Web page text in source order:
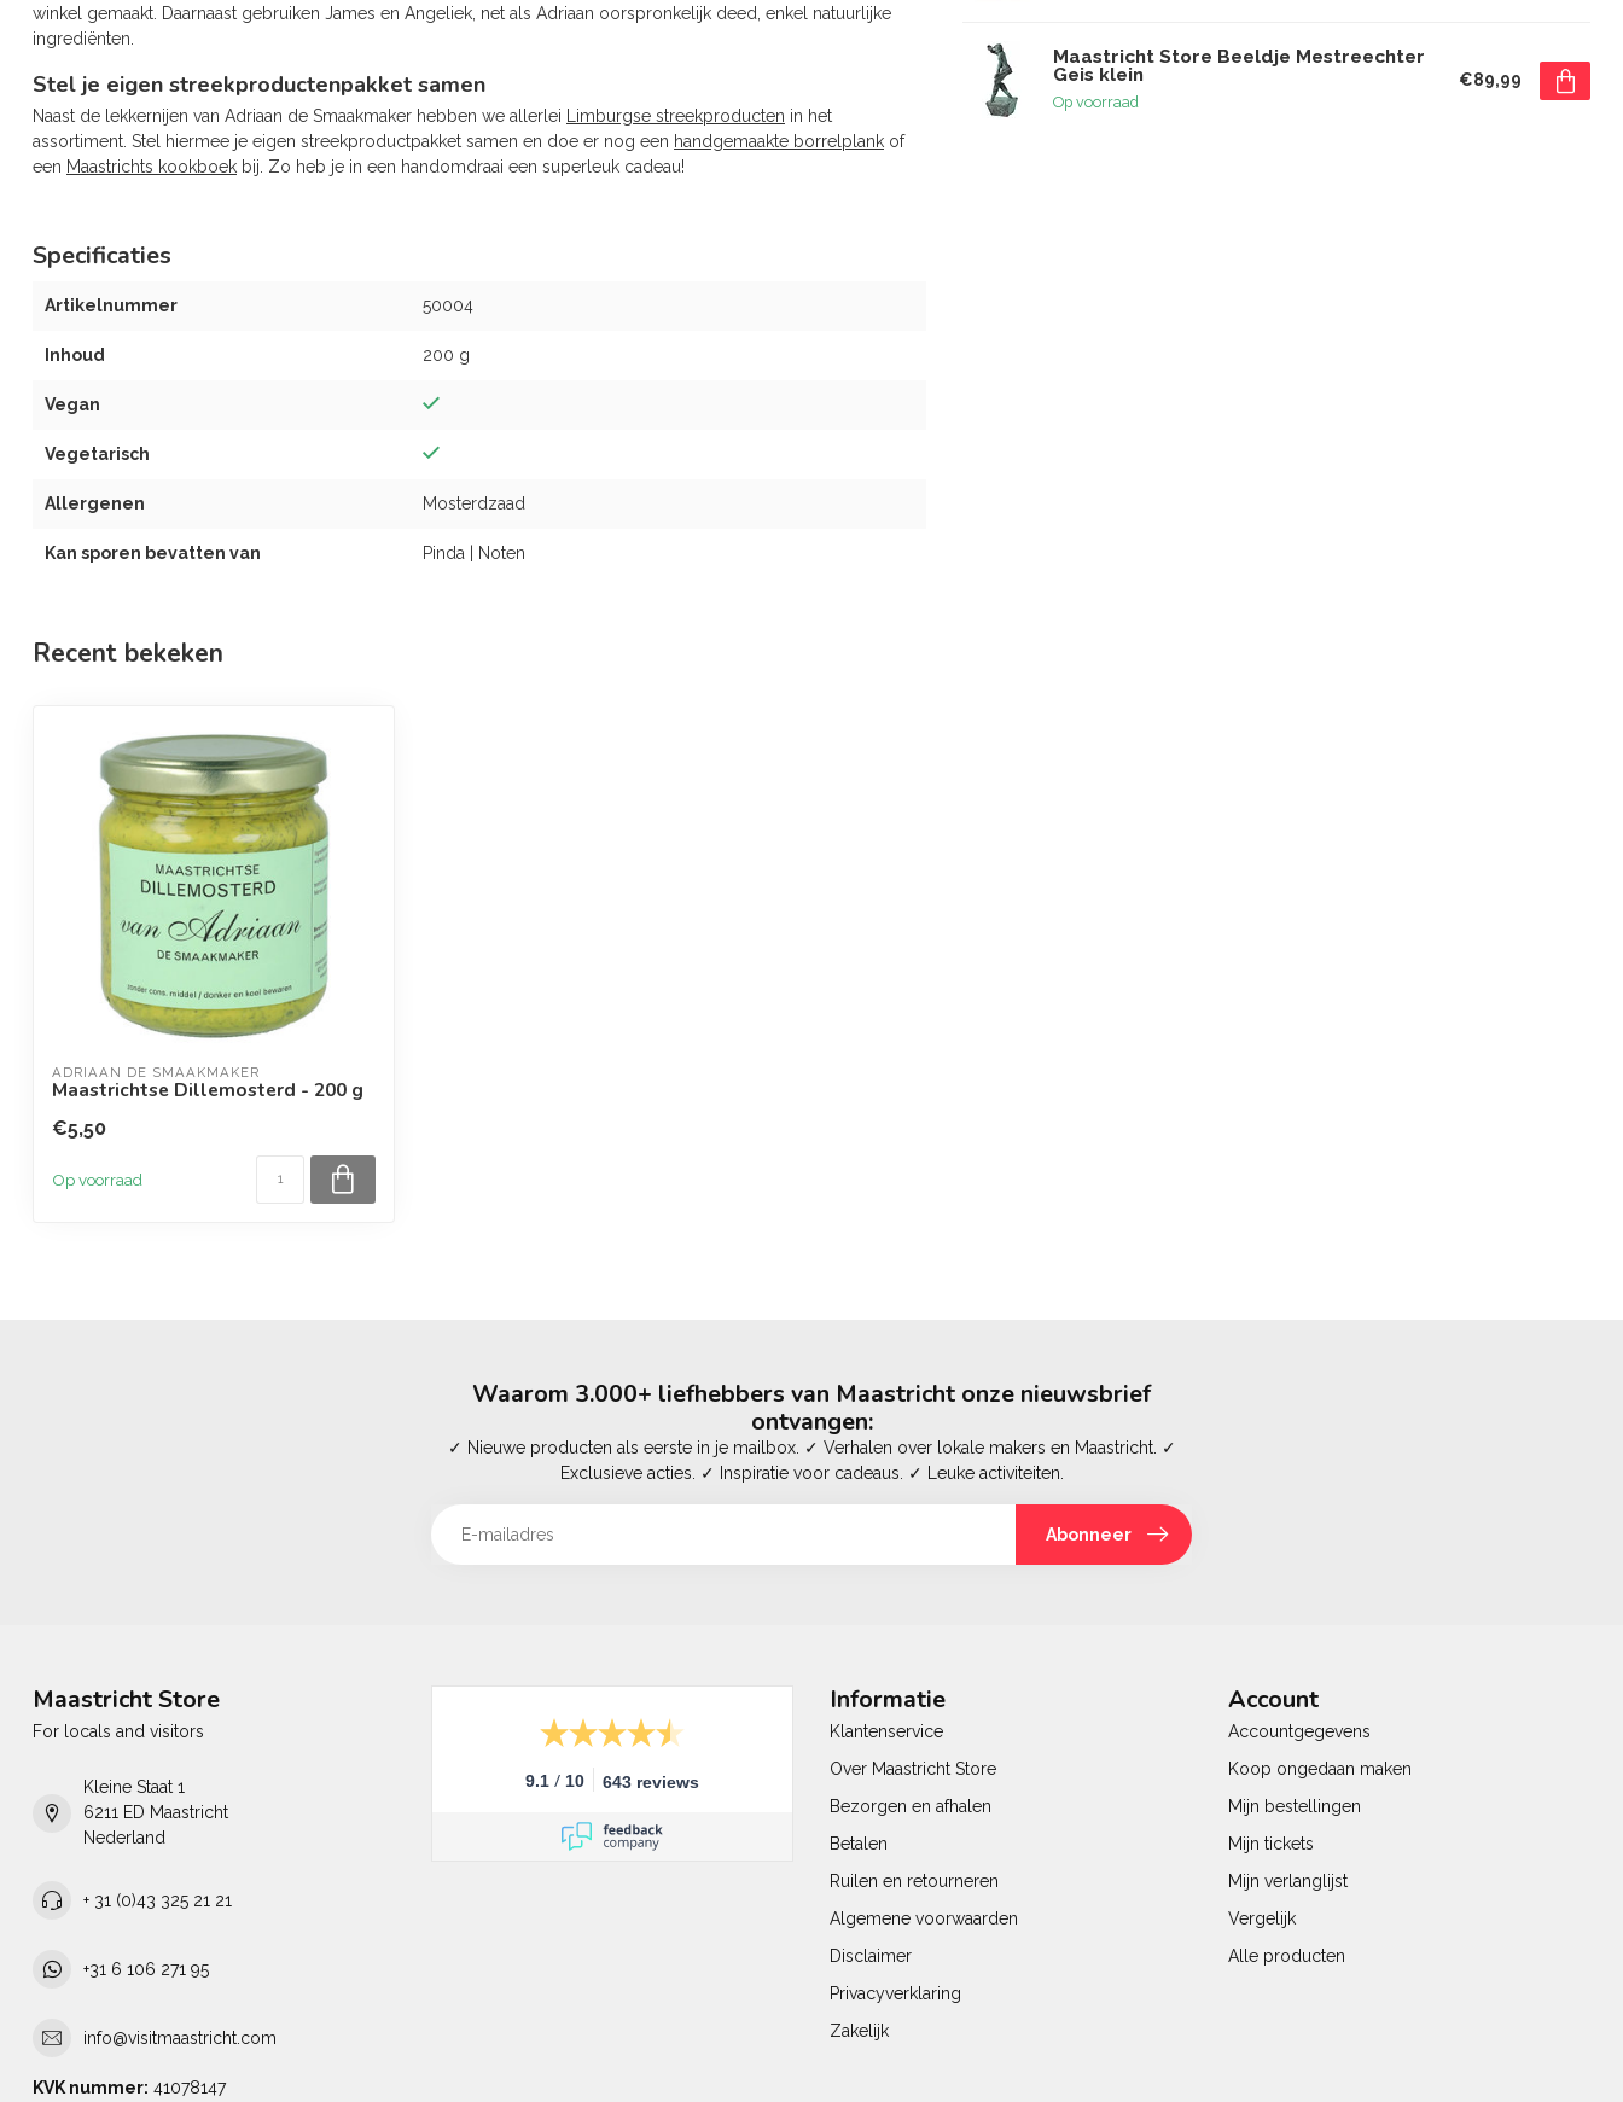
winkel gemaakt. Daarnaast gebruiken James en Angeliek, net als Adriaan oorspronkelijk deed, enkel natuurlijke
ingrediënten.
Stel je eigen streekproductenpakket samen
Naast de lekkernijen van Adriaan de Smaakmaker hebben we allerlei Limburgse streekproducten in het
assortiment. Stel hiermee je eigen streekproductpakket samen en doe er nog een handgemaakte borrelplank of
een Maastrichts kookboek bij. Zo heb je in een handomdraai een superleuk cadeau!
Specificaties
Artikelnummer 50004
Inhoud 200 g
Vegan
Vegetarisch
Allergenen Mosterdzaad
Kan sporen bevatten van Pinda | Noten
Maastricht Store Beeldje Mestreechter
Geis klein
Op voorraad
€89,99
Recent bekeken
ADRIAAN DE SMAAKMAKER
Maastrichtse Dillemosterd - 200 g
€5,50
Op voorraad
Waarom 3.000+ liefhebbers van Maastricht onze nieuwsbrief
ontvangen:
✓ Nieuwe producten als eerste in je mailbox. ✓ Verhalen over lokale makers en Maastricht. ✓
Exclusieve acties. ✓ Inspiratie voor cadeaus. ✓ Leuke activiteiten.
Abonneer
Maastricht Store
For locals and visitors
Kleine Staat 1
6211 ED Maastricht
Nederland
+ 31 (0)43 325 21 21
+31 6 106 271 95
info@visitmaastricht.com
KVK nummer: 41078147
9.1 / 10 643 reviews
Informatie
Klantenservice
Over Maastricht Store
Bezorgen en afhalen
Betalen
Ruilen en retourneren
Algemene voorwaarden
Disclaimer
Privacyverklaring
Zakelijk
Account
Accountgegevens
Koop ongedaan maken
Mijn bestellingen
Mijn tickets
Mijn verlanglijst
Vergelijk
Alle producten